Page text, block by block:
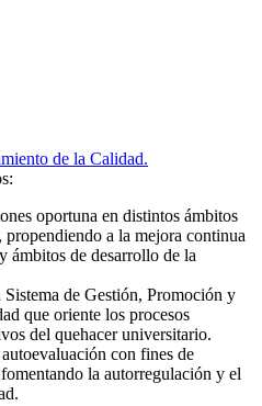
de la Calidad.
oportuna en distintos ámbitos
a la mejora continua
ámbitos de desarrollo de la
de Gestión, Promoción y
que oriente los procesos
del quehacer universitario.
con fines de
la autorregulación y el